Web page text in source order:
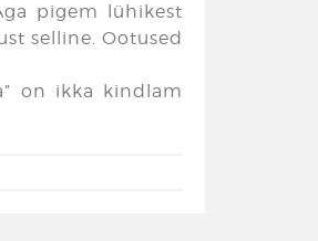
pigem lühikest
selline. Ootused
on ikka kindlam